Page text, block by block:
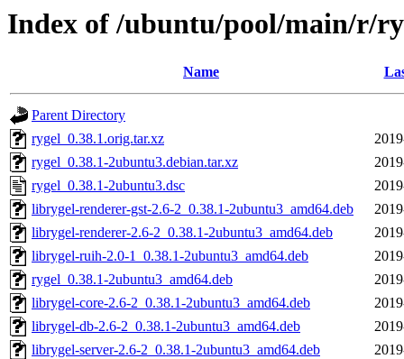
Index of /ubuntu/pool/main/r/
Name
Parent Directory
rygel_0.38.1.orig.tar.xz
rygel_0.38.1-2ubuntu3.debian.tar.xz
rygel_0.38.1-2ubuntu3.dsc
librygel-renderer-gst-2.6-2_0.38.1-2ubuntu3_amd64.deb
librygel-renderer-2.6-2_0.38.1-2ubuntu3_amd64.deb
librygel-ruih-2.0-1_0.38.1-2ubuntu3_amd64.deb
rygel_0.38.1-2ubuntu3_amd64.deb
librygel-core-2.6-2_0.38.1-2ubuntu3_amd64.deb
librygel-db-2.6-2_0.38.1-2ubuntu3_amd64.deb
librygel-server-2.6-2_0.38.1-2ubuntu3_amd64.deb